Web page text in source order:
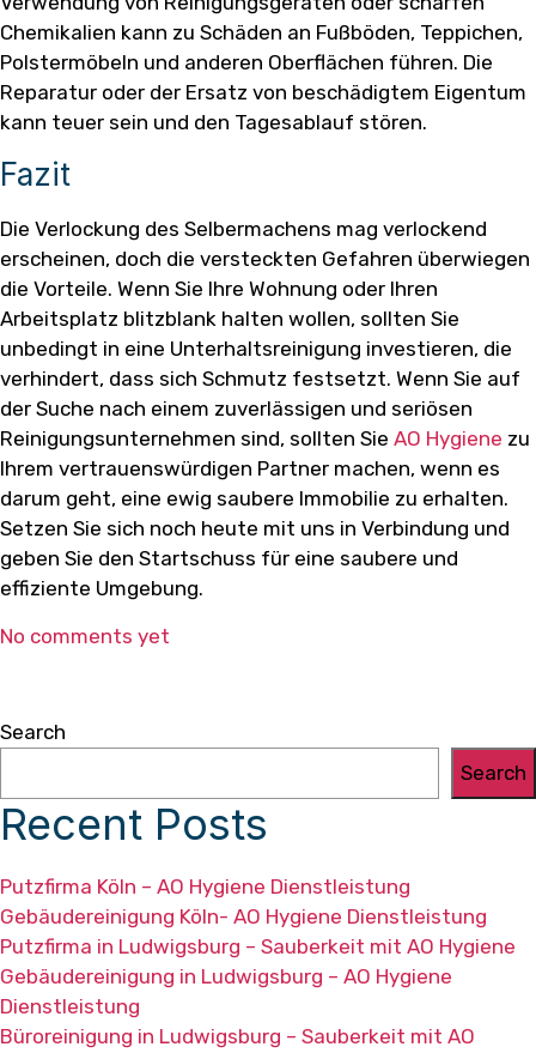
Chemikalien kann zu Schäden an Fußböden, Teppichen,
Polstermöbeln und anderen Oberflächen führen. Die
Reparatur oder der Ersatz von beschädigtem Eigentum
kann teuer sein und den Tagesablauf stören.
Fazit
Die Verlockung des Selbermachens mag verlockend
erscheinen, doch die versteckten Gefahren überwiegen
die Vorteile. Wenn Sie Ihre Wohnung oder Ihren
Arbeitsplatz blitzblank halten wollen, sollten Sie
unbedingt in eine Unterhaltsreinigung investieren, die
verhindert, dass sich Schmutz festsetzt. Wenn Sie auf
der Suche nach einem zuverlässigen und seriösen
Reinigungsunternehmen sind, sollten Sie AO Hygiene zu
Ihrem vertrauenswürdigen Partner machen, wenn es
darum geht, eine ewig saubere Immobilie zu erhalten.
Setzen Sie sich noch heute mit uns in Verbindung und
geben Sie den Startschuss für eine saubere und
effiziente Umgebung.
No comments yet
Search
Search
Recent Posts
Putzfirma Köln – AO Hygiene Dienstleistung
Gebäudereinigung Köln- AO Hygiene Dienstleistung
Putzfirma in Ludwigsburg – Sauberkeit mit AO Hygiene
Gebäudereinigung in Ludwigsburg – AO Hygiene
Dienstleistung
Büroreinigung in Ludwigsburg – Sauberkeit mit AO